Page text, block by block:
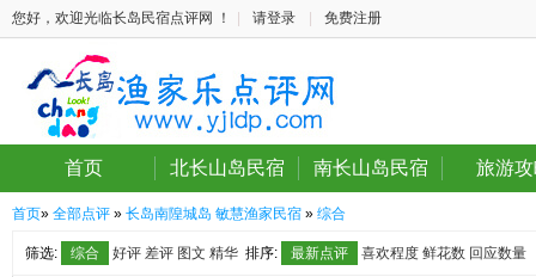
您好，欢迎光临长岛民宿点评网 ！ 请登录 免费注册
首页 北长山岛民宿 南长山岛民宿 旅游
首页» 全部点评 » 长岛南隍城岛 敏慧渔家民宿 » 综合
筛选: 综合 好评 差评 图文 精华 排序: 最新点评 喜欢程度 鲜花数 回应数量